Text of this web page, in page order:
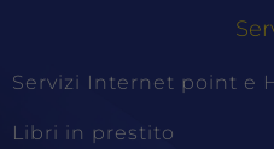
Servizi Internet point e
Libri in prestito